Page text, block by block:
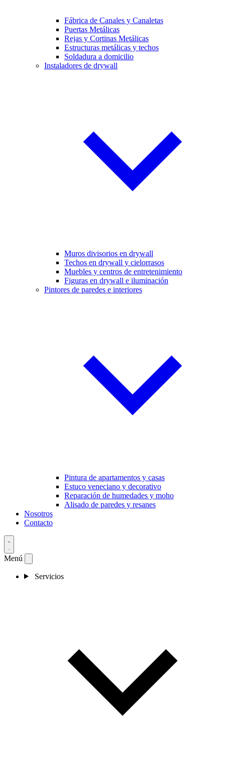
Fábrica de Canales y Canaletas
Puertas Metálicas
Rejas y Cortinas Metálicas
Estructuras metálicas y techos
Soldadura a domicilio
Instaladores de drywall
Muros divisorios en drywall
Techos en drywall y cielorrasos
Muebles y centros de entretenimiento
Figuras en drywall e iluminación
Pintores de paredes e interiores
Pintura de apartamentos y casas
Estuco veneciano y decorativo
Reparación de humedades y moho
Alisado de paredes y resanes
Nosotros
Contacto
Menú
Servicios